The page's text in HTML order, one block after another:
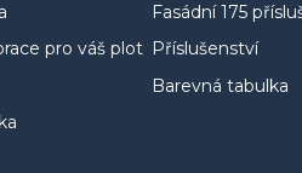
pro váš plot
Fasádní 175
Příslušenství
Barevná tabulka